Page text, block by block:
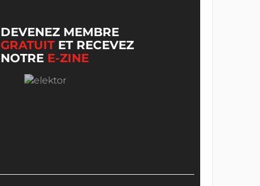
DEVENEZ MEMBRE
GRATUITET RECEVEZ
NOTRE E-ZINE